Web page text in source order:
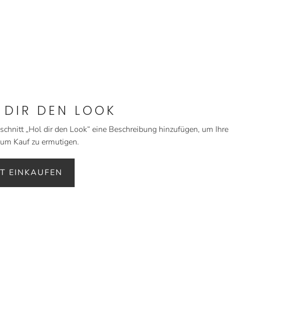
DIR DEN LOOK
„Hol dir den Look“ eine Beschreibung hinzufügen, um Ihre
Kauf zu ermutigen.
EINKAUFEN